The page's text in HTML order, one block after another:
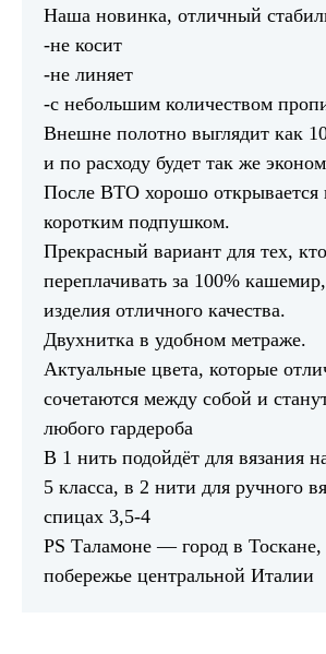
Наша новинка, отличный
-не косит
-не линяет
-с небольшим количеством
Внешне полотно выглядит как
и по расходу будет так же
После ВТО хорошо
коротким подпушком.
Прекрасный вариант для тех,
переплачивать за 100%
изделия отличного качества.
Двухнитка в удобном метраже.
Актуальные цвета, которые
сочетаются между собой и
любого гардероба
В 1 нить подойдёт для вязания
5 класса, в 2 нити для ручного
спицах 3,5-4
PS Таламоне — город в Тоскане,
побережье центральной Италии